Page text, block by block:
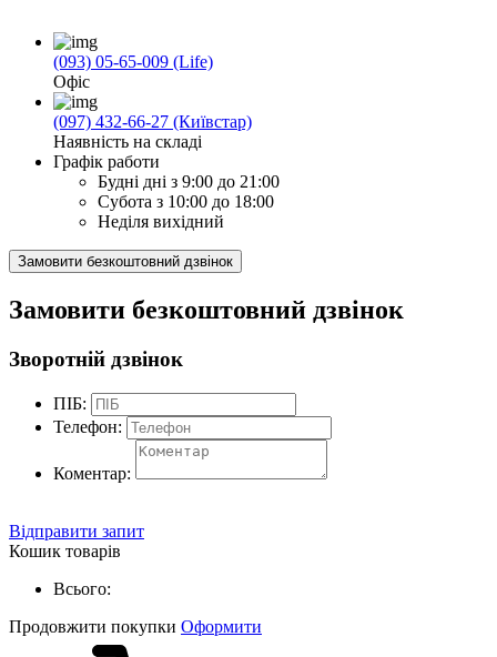
(093) 05-65-009 (Life)
Офіс
(097) 432-66-27 (Київстар)
Наявність на складі
Графік работи
Будні дні з 9:00 до 21:00
Субота з 10:00 до 18:00
Неділя вихідний
Замовити безкоштовний дзвінок
Замовити безкоштовний дзвінок
Зворотній дзвінок
ПІБ:
Телефон:
Коментар:
Відправити запит
Кошик товарів
Всього:
Продовжити покупки Оформити